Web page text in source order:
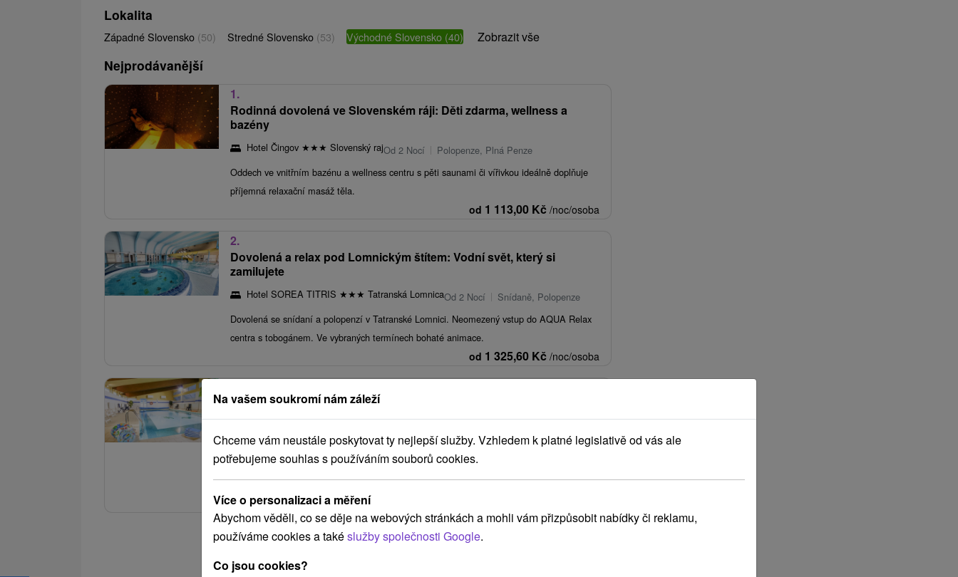
Lokalita
Západné Slovensko (50) Stredné Slovensko (53) Východné Slovensko (40) Zobrazit vše
Nejprodávanější
1.
Rodinná dovolená ve Slovenském ráji: Děti zdarma, wellness a
bazény
Hotel Čingov ★★★ Slovenský rajOd 2 Nocí
Polopenze, Plná Penze
Oddech ve vnitřním bazénu a wellness centru s pěti saunami či vířivkou ideálně doplňuje
příjemná relaxační masáž těla.
od 1 113,00 Kč /noc/osoba
2.
Dovolená a relax pod Lomnickým štítem: Vodní svět, který si
zamilujete
Hotel SOREA TITRIS ★★★ Tatranská LomnicaOd 2 Nocí
Snídaně, Polopenze
Dovolená se snídaní a polopenzí v Tatranské Lomnici. Neomezený vstup do AQUA Relax
centra s tobogánem. Ve vybraných termínech bohaté animace.
od 1 325,60 Kč /noc/osoba
Dovolená v unikátním rodinném resortu pod Tatrami: Wellness a
vstup na všechna sportoviště
Family Resort LučivnáOd 2 Nocí
Polopenze
Rodinná dovolená s neodolatelnou kombinací služeb, aktivit a dětských atrakcí ve „Family
Resort Lučivná,“ potěší malé i velké.
Zobrazit více
Na vašem soukromí nám záleží
Chceme vám neustále poskytovat ty nejlepší služby. Vzhledem k platné legislativě od vás ale
potřebujeme souhlas s používáním souborů cookies.
Více o personalizaci a měření
Abychom věděli, co se děje na webových stránkách a mohli vám přizpůsobit nabídky či reklamu,
používáme cookies a takéslužby společnosti Google.
Co jsou cookies?